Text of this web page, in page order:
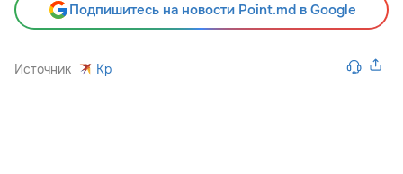
Подпишитесь на новости Point.md в Google
Источник Kp